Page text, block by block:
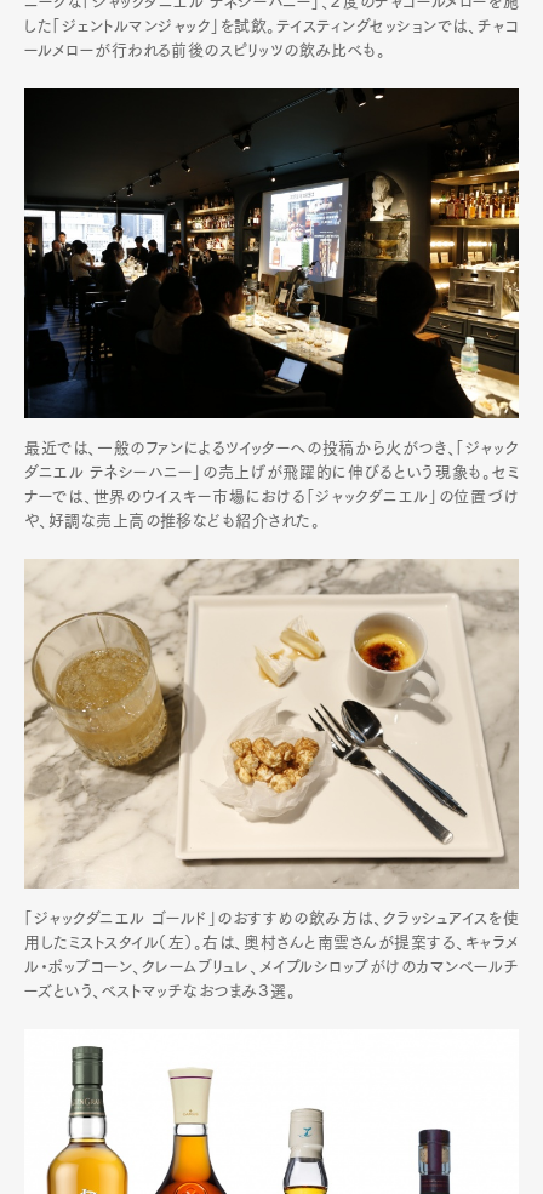
Art&DesignWatchFashion
Gourmet
Cars
CultureLifestyle
Pen Membership
Magazine
Official Columnist
Pen Meet
Pen international Pen tw
した「ジェントルマンジャック」を試飲。テイスティングセッションでは、チャコ
ールメローが行われる前後のスピリッツの飲み比べも。
最近では、一般のファンによるツイッターへの投稿から火がつき、「ジャック
ダニエル テネシーハニー」の売上げが飛躍的に伸びるという現象も。セミ
ナーでは、世界のウイスキー市場における「ジャックダニエル」の位置づけ
や、好調な売上高の推移なども紹介された。
「ジャックダニエル ゴールド」のおすすめの飲み方は、クラッシュアイスを使
用したミストスタイル（左）。右は、奥村さんと南雲さんが提案する、キャラメ
ル・ポップコーン、クレームブリュレ、メイプルシロップがけのカマンベールチ
ーズという、ベストマッチなおつまみ３選。